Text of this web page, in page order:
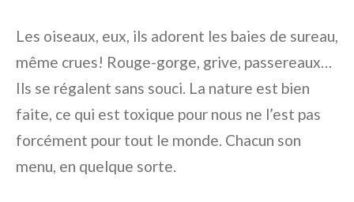
Les oiseaux, eux, ils adorent les baies de sureau,
même crues! Rouge-gorge, grive, passereaux…
Ils se régalent sans souci. La nature est bien
faite, ce qui est toxique pour nous ne l’est pas
forcément pour tout le monde. Chacun son
menu, en quelque sorte.